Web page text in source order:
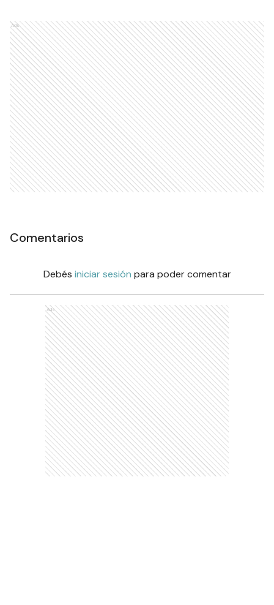
Ads
Comentarios
Debés iniciar sesión para poder comentar
Ads